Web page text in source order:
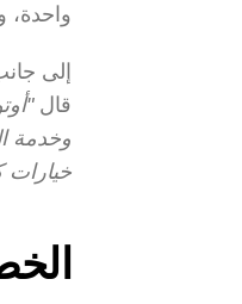
واحدة،
قال
خيارات